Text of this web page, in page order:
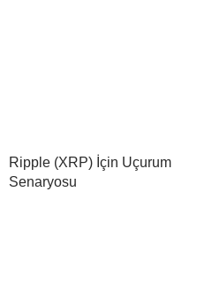
Ripple (XRP) İçin Uçurum
Senaryosu